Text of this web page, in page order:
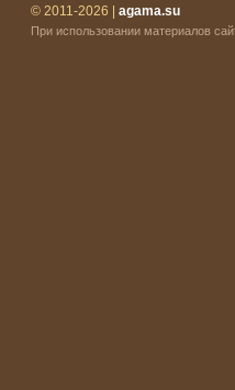
© 2011-2026 | agama.su
При использовании материалов